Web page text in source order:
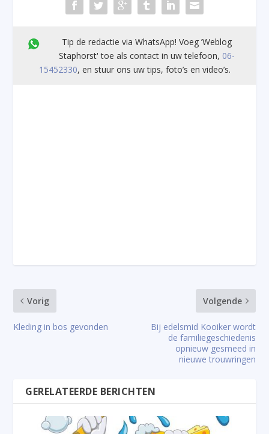
Tip de redactie via WhatsApp! Voeg ’Weblog
Staphorst' toe als contact in uw telefoon, 06-
15452330, en stuur ons uw tips, foto’s en video’s.
Vorig
Kleding in bos gevonden
Volgende
Bij edelsmid Kooiker wordt
de familiegeschiedenis
opnieuw gesmeed in
nieuwe trouwringen
GERELATEERDE BERICHTEN